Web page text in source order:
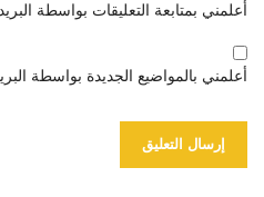
أعلمني بمتابعة التعليقات بواسطة
أعلمني بالمواضيع الجديدة بواسطة